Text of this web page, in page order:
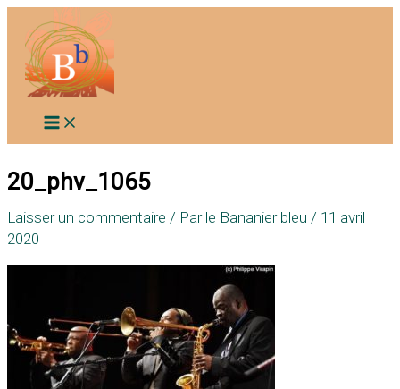
contenu
20_phv_1065
Laisser un commentaire / Par le Bananier bleu / 11 avril
2020